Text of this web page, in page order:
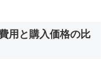
用と購入価格の比